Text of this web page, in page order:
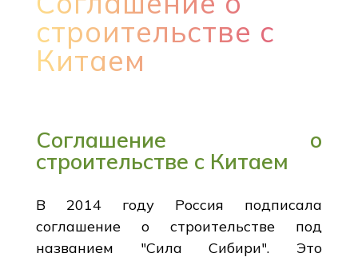
строительстве с
Китаем
Соглашение о
строительстве с Китаем
В 2014 году Россия подписала
соглашение о строительстве под
названием "Сила Сибири". Это